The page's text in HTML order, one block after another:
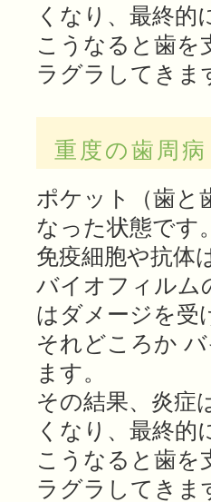
くなり、最終的
こうなると歯を
ラグラしてきま
重度の歯周病
ポケット（歯と
なった状態です
免疫細胞や抗体
バイオフィルム
はダメージを受
それどころか
ます。
その結果、炎症
くなり、最終的
こうなると歯を
ラグラしてきま